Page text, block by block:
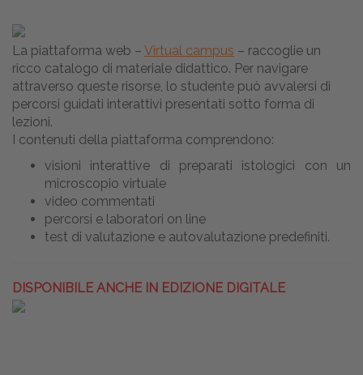
La piattaforma web – Virtual campus – raccoglie un
ricco catalogo di materiale didattico. Per navigare
attraverso queste risorse, lo studente può avvalersi di
percorsi guidati interattivi presentati sotto forma di
lezioni.
I contenuti della piattaforma comprendono:
visioni interattive di preparati istologici con un
microscopio virtuale
video commentati
percorsi e laboratori on line
test di valutazione e autovalutazione predefiniti.
DISPONIBILE ANCHE IN EDIZIONE DIGITALE